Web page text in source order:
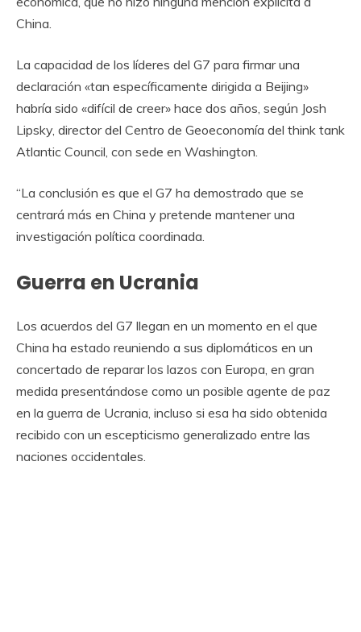
China.
La capacidad de los líderes del G7 para firmar una
declaración «tan específicamente dirigida a Beijing»
habría sido «difícil de creer» hace dos años, según Josh
Lipsky, director del Centro de Geoeconomía del think tank
Atlantic Council, con sede en Washington.
“La conclusión es que el G7 ha demostrado que se
centrará más en China y pretende mantener una
investigación política coordinada.
Guerra en Ucrania
Los acuerdos del G7 llegan en un momento en el que
China ha estado reuniendo a sus diplomáticos en un
concertado de reparar los lazos con Europa, en gran
medida presentándose como un posible agente de paz
en la guerra de Ucrania, incluso si esa ha sido obtenida
recibido con un escepticismo generalizado entre las
naciones occidentales.